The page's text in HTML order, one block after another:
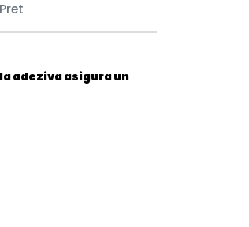
Pret
adeziva asigura un